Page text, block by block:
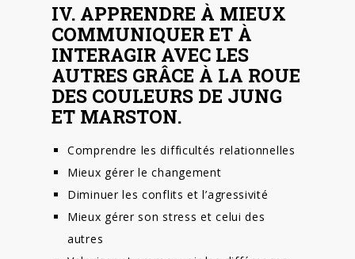
IV. APPRENDRE À MIEUX
COMMUNIQUER ET À
INTERAGIR AVEC LES
AUTRES GRÂCE À LA ROUE
DES COULEURS DE JUNG
ET MARSTON.
Comprendre les difficultés relationnelles
Mieux gérer le changement
Diminuer les conflits et l’agressivité
Mieux gérer son stress et celui des
autres